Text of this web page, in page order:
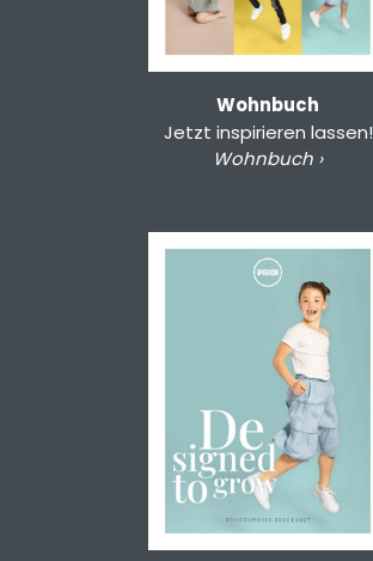
Wohnbuch
Jetzt inspirieren lassen!
Wohnbuch ›